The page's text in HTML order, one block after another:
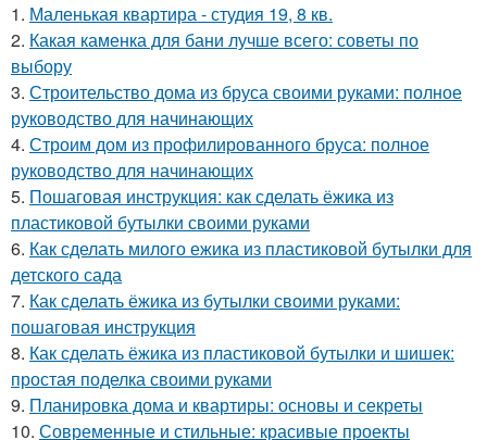
1. Маленькая квартира - студия 19, 8 кв.
2. Какая каменка для бани лучше всего: советы по
выбору
3. Строительство дома из бруса своими руками: полное
руководство для начинающих
4. Строим дом из профилированного бруса: полное
руководство для начинающих
5. Пошаговая инструкция: как сделать ёжика из
пластиковой бутылки своими руками
6. Как сделать милого ежика из пластиковой бутылки для
детского сада
7. Как сделать ёжика из бутылки своими руками:
пошаговая инструкция
8. Как сделать ёжика из пластиковой бутылки и шишек:
простая поделка своими руками
9. Планировка дома и квартиры: основы и секреты
10. Современные и стильные: красивые проекты